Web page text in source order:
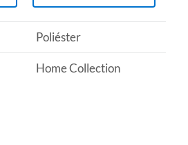
Poliéster
Home Collection